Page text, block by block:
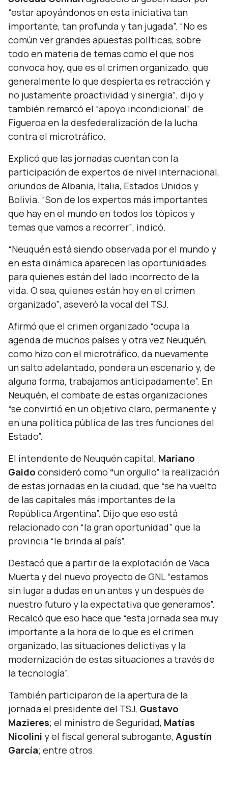
“estar apoyándonos en esta iniciativa tan
importante, tan profunda y tan jugada”. “No es
común ver grandes apuestas políticas, sobre
todo en materia de temas como el que nos
convoca hoy, que es el crimen organizado, que
generalmente lo que despierta es retracción y
no justamente proactividad y sinergia”, dijo y
también remarcó el “apoyo incondicional” de
Figueroa en la desfederalización de la lucha
contra el microtráfico.
Explicó que las jornadas cuentan con la
participación de expertos de nivel internacional,
oriundos de Albania, Italia, Estados Unidos y
Bolivia. “Son de los expertos más importantes
que hay en el mundo en todos los tópicos y
temas que vamos a recorrer”, indicó.
“Neuquén está siendo observada por el mundo y
en esta dinámica aparecen las oportunidades
para quienes están del lado incorrecto de la
vida. O sea, quienes están hoy en el crimen
organizado”, aseveró la vocal del TSJ.
Afirmó que el crimen organizado “ocupa la
agenda de muchos países y otra vez Neuquén,
como hizo con el microtráfico, da nuevamente
un salto adelantado, pondera un escenario y, de
alguna forma, trabajamos anticipadamente”. En
Neuquén, el combate de estas organizaciones
“se convirtió en un objetivo claro, permanente y
en una política pública de las tres funciones del
Estado”.
El intendente de Neuquén capital, Mariano
Gaido consideró como “un orgullo” la realización
de estas jornadas en la ciudad, que “se ha vuelto
de las capitales más importantes de la
República Argentina”. Dijo que eso está
relacionado con “la gran oportunidad” que la
provincia “le brinda al país”.
Destacó que a partir de la explotación de Vaca
Muerta y del nuevo proyecto de GNL“estamos
sin lugar a dudas en un antes y un después de
nuestro futuro y la expectativa que generamos”.
Recalcó que eso hace que “esta jornada sea muy
importante a la hora de lo que es el crimen
organizado, las situaciones delictivas y la
modernización de estas situaciones a través de
la tecnología”.
También participaron de la apertura de la
jornada el presidente del TSJ, Gustavo
Mazieres; el ministro de Seguridad, Matías
Nicolini y el fiscal general subrogante, Agustín
García; entre otros.